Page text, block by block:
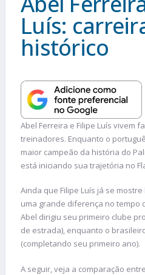
Luís:
histórico
Abel Ferreira e Filipe Luís vivem
treinadores. Enquanto o
maior campeão da história do
está iniciando sua trajetória no
Ainda que Filipe Luís já se
uma grande diferença no tempo
Abel dirigiu seu primeiro clube
de estrada), enquanto o
(completando seu primeiro ano).
A seguir, veja a comparação